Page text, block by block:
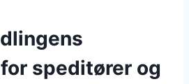
speditører og